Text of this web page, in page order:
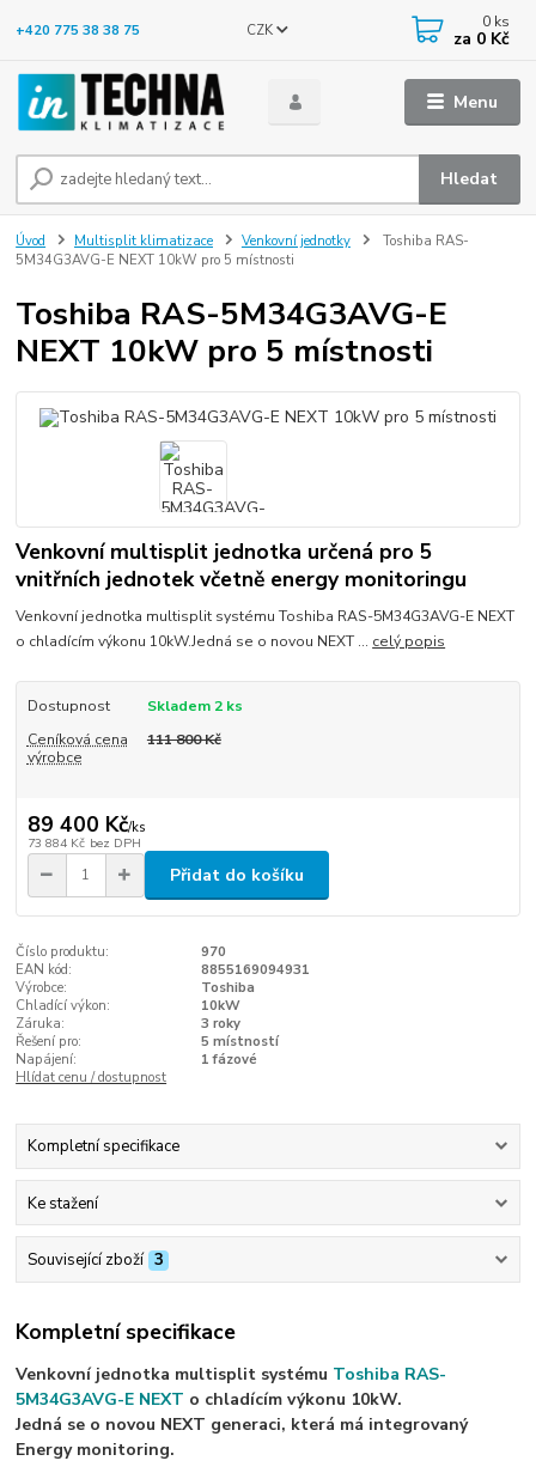
Menu
CZK
Hledat
+420 775 38 38 75 0 ks
za 0 Kč
Úvod Multisplit klimatizace Venkovní jednotky
Toshiba RAS-
5M34G3AVG-E NEXT 10kW pro 5 místnosti
Toshiba RAS-5M34G3AVG-E
NEXT 10kW pro 5 místnosti
Venkovní multisplit jednotka určená pro 5
vnitřních jednotek včetně energy monitoringu
Venkovní jednotka multisplit systému Toshiba RAS-5M34G3AVG-E NEXT
o chladícím výkonu 10kW.Jedná se o novou NEXT ... celý popis
Dostupnost
Skladem 2 ks
Ceníková cena
výrobce
111 800 Kč
89 400 Kč/ks
73 884 Kč bez DPH
Přidat do košíku
Číslo produktu:
970
EAN kód:
8855169094931
Výrobce:
Toshiba
Chladící výkon:
10kW
Záruka:
3 roky
Řešení pro:
5 místností
Napájení:
1 fázové
Hlídat cenu / dostupnost
Kompletní specifikace
Ke stažení
Související zboží 3
Kompletní specifikace
Venkovní jednotka multisplit systému Toshiba RAS-
5M34G3AVG-E NEXT o chladícím výkonu 10kW.
Jedná se o novou NEXT generaci, která má integrovaný
Energy monitoring.